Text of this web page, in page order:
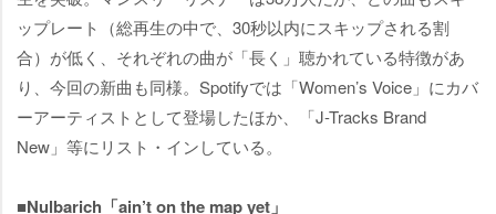
ップレート（総再生の中で、30秒以内にスキップされる割
合）が低く、それぞれの曲が「長く」聴かれている特徴があ
り、今回の新曲も同様。Spotifyでは「Women’s Voice」にカバ
ーアーティストとして登場したほか、「J-Tracks Brand
New」等にリスト・インしている。
■Nulbarich「ain’t on the map yet」